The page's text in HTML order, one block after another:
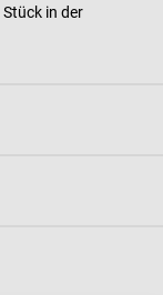
in der